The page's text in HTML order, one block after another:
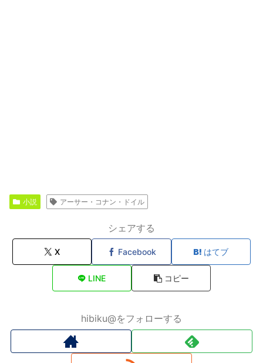
小説 アーサー・コナン・ドイル
シェアする
X Facebook はてブ
LINE コピー
hibiku@をフォローする